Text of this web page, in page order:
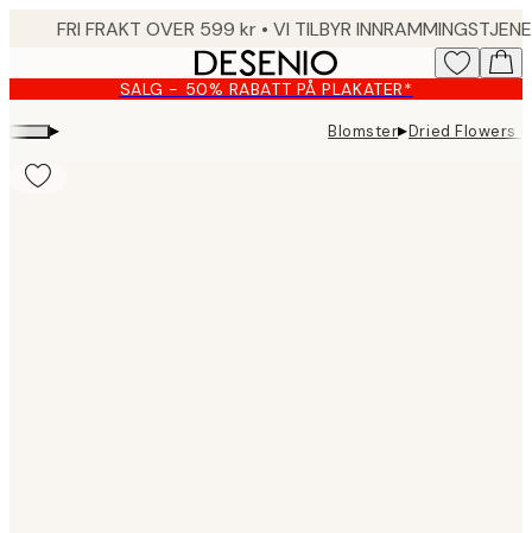
content.
SALG - 50% RABATT PÅ PLAKATER*
▸ Blomster▸Dried Flowers